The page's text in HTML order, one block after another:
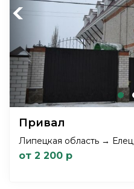
Previous
Привал
Липецкая область → Елец
от 2 200 р